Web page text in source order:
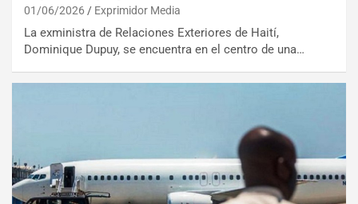
01/06/2026 Exprimidor Media
La exministra de Relaciones Exteriores de Haití,
Dominique Dupuy, se encuentra en el centro de una…